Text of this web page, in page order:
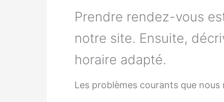
Prendre rendez-vous
notre site. Ensuite,
horaire adapté.
Les problèmes courants que